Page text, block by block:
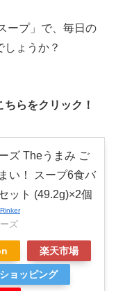
ープ」で、毎日の
ょうか？
らをクリック！
ズ Theうまみ ご
い！ スープ6食バ
ット (49.2g)×2個
Rinker
ズ
楽天市場
ョッピング